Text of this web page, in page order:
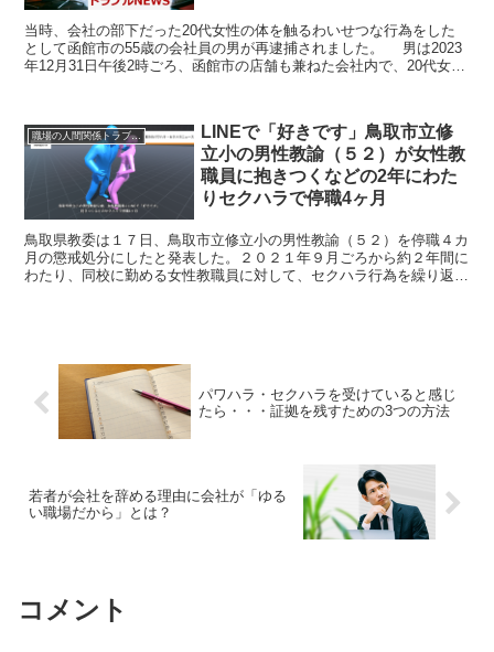
当時、会社の部下だった20代女性の体を触るわいせつな行為をした
として函館市の55歳の会社員の男が再逮捕されました。 男は2023
年12月31日午後2時ごろ、函館市の店舗も兼ねた会社内で、20代女性
職場の人間関係トラブルニュース
LINEで「好きです」鳥取市立修
立小の男性教諭（５２）が女性教
職員に抱きつくなどの2年にわた
りセクハラで停職4ヶ月
鳥取県教委は１７日、鳥取市立修立小の男性教諭（５２）を停職４カ
月の懲戒処分にしたと発表した。２０２１年９月ごろから約２年間に
わたり、同校に勤める女性教職員に対して、セクハラ行為を繰り返し
パワハラ・セクハラを受けていると感じ
たら・・・証拠を残すための3つの方法
若者が会社を辞める理由に会社が「ゆる
い職場だから」とは？
コメント